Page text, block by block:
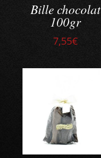
Bille chocolat
100gr
7,55€